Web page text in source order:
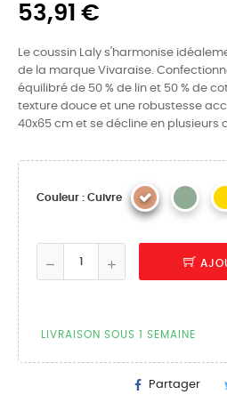
53,91 €
Le coussin Laly s'harmonise
de la marque Vivaraise.
équilibré de 50 % de lin et 50 % de
texture douce et une robustesse
40x65 cm et se décline en plusieurs
Couleur : Cuivre
LIVRAISON SOUS 1 SEMAINE
Partager